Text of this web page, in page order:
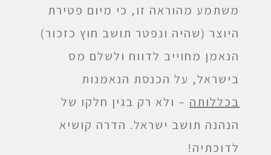
משתמע מהוראה זו, כי מיום פטירת
היוצר (שהיה ונפטר תושב חוץ כזכור)
הנאמן מחוייב לדווח ולשלם מס
בישראל, על הכנסת הנאמנות
בכללותה – ולא רק בגין חלקו של
הנהנה תושב ישראל. הדרה קושיא
לדוכתיה!